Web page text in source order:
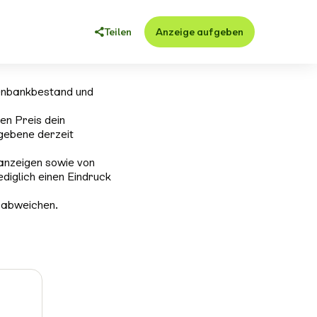
Teilen Anzeige aufgeben
und
Preis dein
derzeit
sowie von
einen Eindruck